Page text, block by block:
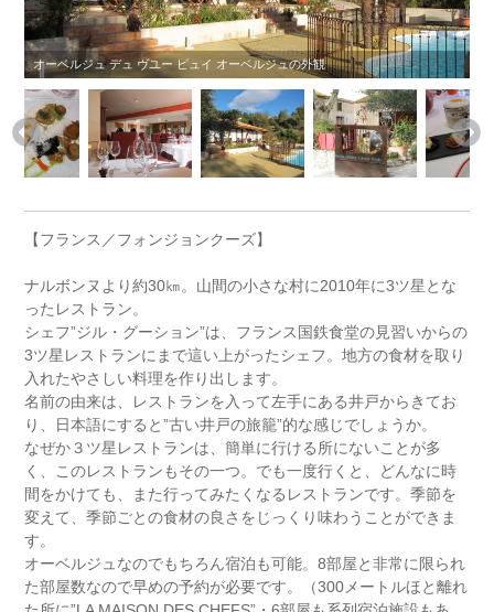
オーベルジュ デュ ヴユー ピュイ オーベルジュの外観
【フランス／フォンジョンクーズ】
ナルボンヌより約30㎞。山間の小さな村に2010年に3ツ星とな
ったレストラン。
シェフ”ジル・グーション”は、フランス国鉄食堂の見習いからの
3ツ星レストランにまで這い上がったシェフ。地方の食材を取り
入れたやさしい料理を作り出します。
名前の由来は、レストランを入って左手にある井戸からきてお
り、日本語にすると”古い井戸の旅籠”的な感じでしょうか。
なぜか３ツ星レストランは、簡単に行ける所にないことが多
く、このレストランもその一つ。でも一度行くと、どんなに時
間をかけても、また行ってみたくなるレストランです。季節を
変えて、季節ごとの食材の良さをじっくり味わうことができま
す。
オーベルジュなのでもちろん宿泊も可能。8部屋と非常に限られ
た部屋数なので早めの予約が必要です。（300メートルほと離れ